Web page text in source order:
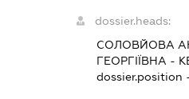
dossier.heads:
СОЛОВЙОВА
ГЕОРГІЇВНА -
dossier.position